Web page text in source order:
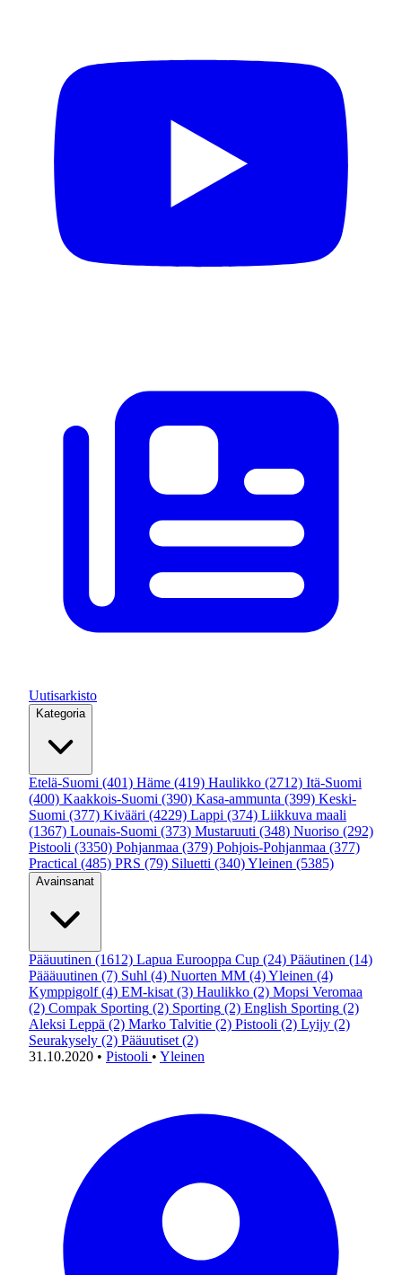
Uutisarkisto
Kategoria
Etelä-Suomi (401) Häme (419) Haulikko (2712) Itä-Suomi
(400) Kaakkois-Suomi (390) Kasa-ammunta (399) Keski-
Suomi (377) Kivääri (4229) Lappi (374) Liikkuva maali
(1367) Lounais-Suomi (373) Mustaruuti (348) Nuoriso (292)
Pistooli (3350) Pohjanmaa (379) Pohjois-Pohjanmaa (377)
Practical (485) PRS (79) Siluetti (340)Yleinen (5385)
Avainsanat
Pääuutinen (1612) Lapua Eurooppa Cup (24) Pääutinen (14)
Päääuutinen (7) Suhl (4) Nuorten MM (4)Yleinen (4)
Kymppigolf (4) EM-kisat (3) Haulikko (2) Mopsi Veromaa
(2) Compak Sporting (2) Sporting (2) English Sporting (2)
Aleksi Leppä (2) Marko Talvitie (2) Pistooli (2) Lyijy (2)
Seurakysely (2) Pääuutiset (2)
31.10.2020 • Pistooli • Yleinen